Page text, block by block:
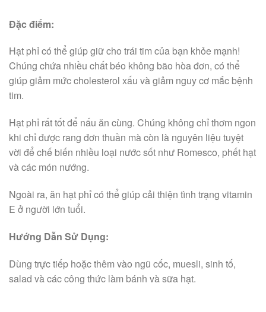
Đặc điểm:
Hạt phỉ có thể giúp giữ cho trái tim của bạn khỏe mạnh!
Chúng chứa nhiều chất béo không bão hòa đơn, có thể
giúp giảm mức cholesterol xấu và giảm nguy cơ mắc bệnh
tim.
Hạt phỉ rất tốt để nấu ăn cùng. Chúng không chỉ thơm ngon
khi chỉ được rang đơn thuần mà còn là nguyên liệu tuyệt
vời để chế biến nhiều loại nước sốt như Romesco, phết hạt
và các món nướng.
Ngoài ra, ăn hạt phỉ có thể giúp cải thiện tình trạng vitamin
E ở người lớn tuổi.
Hướng Dẫn Sử Dụng:
Dùng trực tiếp hoặc thêm vào ngũ cốc, muesli, sinh tố,
salad và các công thức làm bánh và sữa hạt.